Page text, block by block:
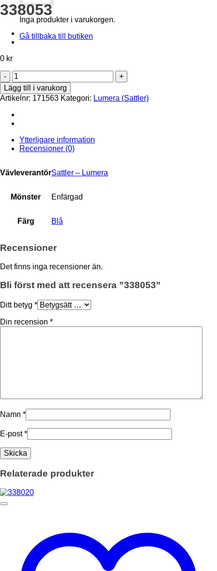
Inga produkter i varukorgen.
Gå tillbaka till butiken
338053
0 kr
338053
mängd
Lägg till i varukorg
Artikelnr: 171563 Kategori: Lumera (Sattler)
Ytterligare information
Recensioner (0)
VävleverantörSattler – Lumera
Mönster Enfärgad
Färg Blå
Recensioner
Det finns inga recensioner än.
Bli först med att recensera ”338053”
Ditt betyg *
Din recension *
Namn *
E-post*
Relaterade produkter